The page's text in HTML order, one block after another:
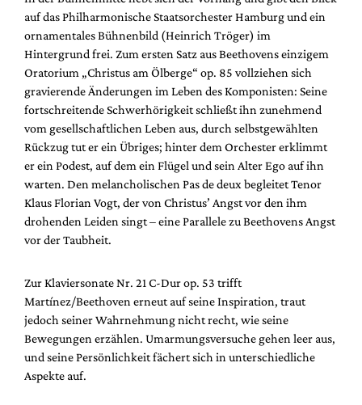
auf das Philharmonische Staatsorchester Hamburg und ein
ornamentales Bühnenbild (Heinrich Tröger) im
Hintergrund frei. Zum ersten Satz aus Beethovens einzigem
Oratorium „Christus am Ölberge“ op. 85 vollziehen sich
gravierende Änderungen im Leben des Komponisten: Seine
fortschreitende Schwerhörigkeit schließt ihn zunehmend
vom gesellschaftlichen Leben aus, durch selbstgewählten
Rückzug tut er ein Übriges; hinter dem Orchester erklimmt
er ein Podest, auf dem ein Flügel und sein Alter Ego auf ihn
warten. Den melancholischen Pas de deux begleitet Tenor
Klaus Florian Vogt, der von Christus’ Angst vor den ihm
drohenden Leiden singt – eine Parallele zu Beethovens Angst
vor der Taubheit.
Zur Klaviersonate Nr. 21 C-Dur op. 53 trifft
Martínez/Beethoven erneut auf seine Inspiration, traut
jedoch seiner Wahrnehmung nicht recht, wie seine
Bewegungen erzählen. Umarmungsversuche gehen leer aus,
und seine Persönlichkeit fächert sich in unterschiedliche
Aspekte auf.